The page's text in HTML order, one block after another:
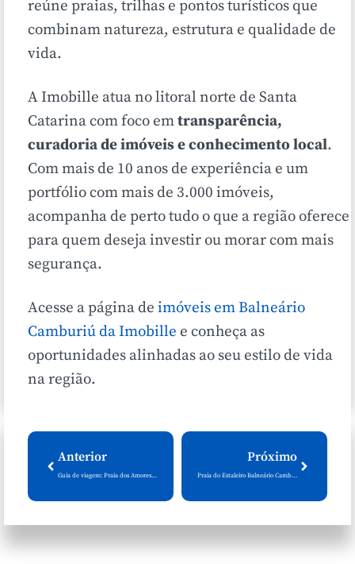
reúne praias, trilhas e pontos turísticos que
combinam natureza, estrutura e qualidade de
vida.
A Imobille atua no litoral norte de Santa
Catarina com foco emtransparência,
curadoria de imóveis e conhecimento local.
Com mais de 10 anos de experiência e um
portfólio com mais de 3.000 imóveis,
acompanha de perto tudo o que a região oferece
para quem deseja investir ou morar com mais
segurança.
Acesse a página de imóveis em Balneário
Camburiú da Imobille e conheça as
oportunidades alinhadas ao seu estilo de vida
na região.
Anterior
Guia de viagem: Praia dos Amores em Balneário Camboriú
Próximo
Praia do Estaleiro Balneário Camboriú: projetos e oportunidades